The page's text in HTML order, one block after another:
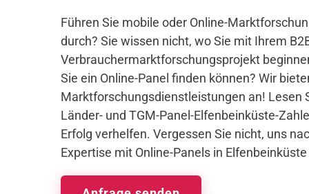
Führen Sie mobile oder Online-
durch? Sie wissen nicht, wo Sie mit Ihrem
Verbrauchermarktforschungsprojekt
Sie ein Online-Panel finden können? Wir
Marktforschungsdienstleistungen an! Lesen
Länder- und TGM-Panel-Elfenbeinküste-
Erfolg verhelfen. Vergessen Sie nicht, uns
Expertise mit Online-Panels in